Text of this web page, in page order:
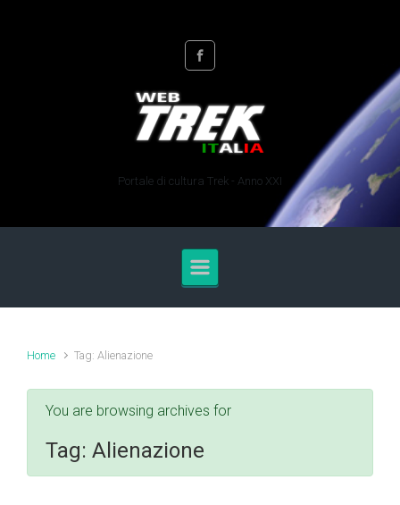
Portale di cultura Trek - Anno XXI
Home Tag: Alienazione
You are browsing archives for
Tag: Alienazione